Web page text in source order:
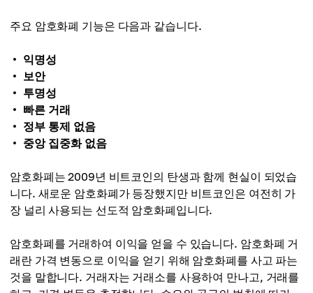
주요 암호화폐 기능은 다음과 같습니다.
익명성
보안
투명성
빠른 거래
정부 통제 없음
중앙 집중화 없음
암호화폐는 2009년 비트코인의 탄생과 함께 현실이 되었습
니다. 새로운 암호화폐가 등장했지만 비트코인은 여전히 가
장 널리 사용되는 선도적 암호화폐입니다.
암호화폐를 거래하여 이익을 얻을 수 있습니다. 암호화폐 거
래란 가격 변동으로 이익을 얻기 위해 암호화폐를 사고 파는
것을 말합니다. 거래자는 거래소를 사용하여 만나고, 거래를